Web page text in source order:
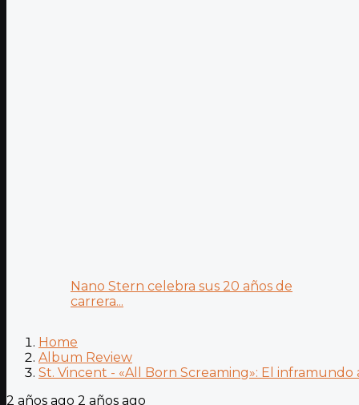
Nano Stern celebra sus 20 años de
carrera...
Home
Album Review
St. Vincent - «All Born Screaming»: El inframundo
2 años ago 2 años ago